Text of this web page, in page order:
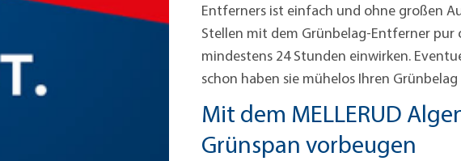
Entferners ist einfach und ohne großen
Stellen mit dem Grünbelag-Entferner pur
mindestens 24 Stunden einwirken.
schon haben sie mühelos Ihren
Mit dem MELLERUD
Grünspan vorbeugen